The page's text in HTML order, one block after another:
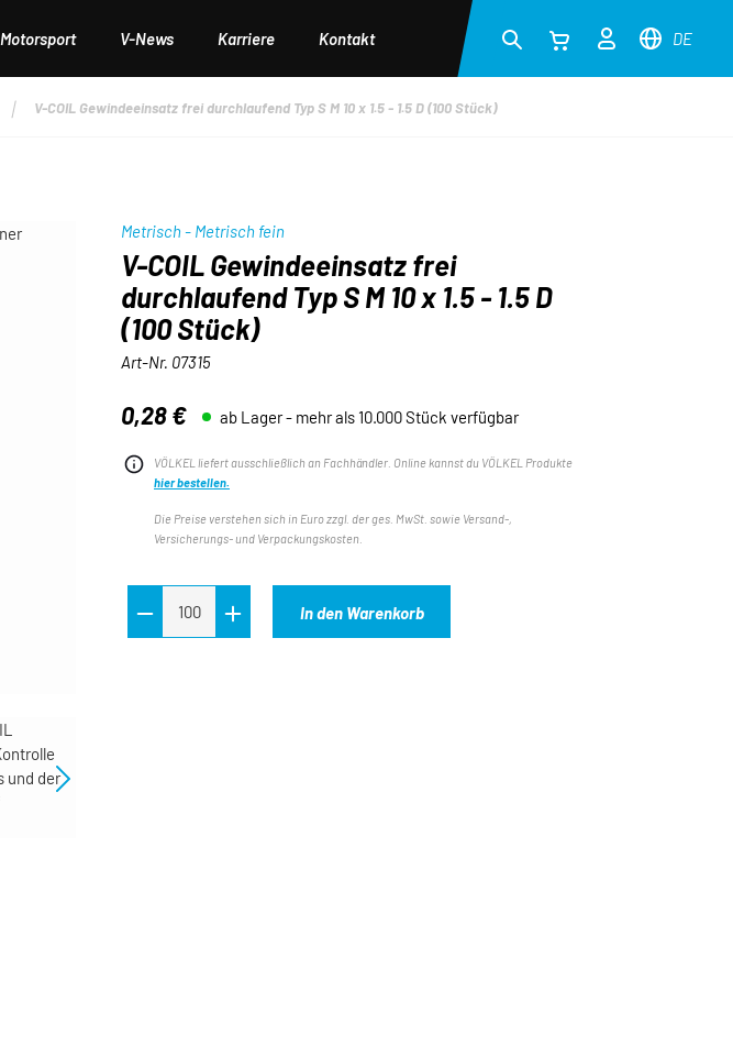
Motorsport V-News Karriere Kontakt DE
V-COIL Gewindeeinsatz frei durchlaufend Typ S M 10 x 1.5 - 1.5 D (100 Stück)
Metrisch - Metrisch fein
V-COIL Gewindeeinsatz frei
durchlaufend Typ S M 10 x 1.5 - 1.5 D
(100 Stück)
Art-Nr. 07315
Regulärer Preis:
0,28 € ab Lager - mehr als 10.000 Stück verfügbar
VÖLKEL liefert ausschließlich an Fachhändler. Online kannst du VÖLKEL Produkte
hier bestellen.
Die Preise verstehen sich in Euro zzgl. der ges. MwSt. sowie Versand-,
Versicherungs- und Verpackungskosten.
In den Warenkorb